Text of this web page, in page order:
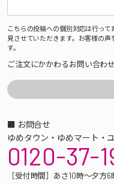
こちらの投稿への個別対応は行っ
見させていただきます。お客様の
す。
ご注文にかかわるお問い合わ
■ お問合せ
ゆめタウン・ゆめマート・
0120-37-
［受付時間］あさ10時～夕方6